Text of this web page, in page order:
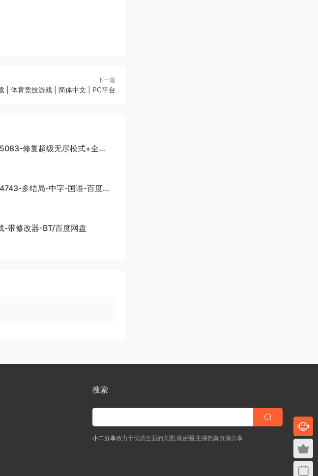
下一篇
| 体育竞技游戏 | 简体中文 | PC平台
修复超级无尽模式+全
多结局-中字-国语-百度网
-带修改器-BT/百度网盘
搜索
小二分享致力于优质全面的美图,微密圈,主播热舞资源分享